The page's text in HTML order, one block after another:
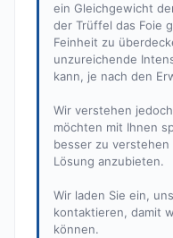
ein Gleichgewicht
der Trüffel das Foie
Feinheit zu
unzureichende
kann, je nach den
Wir verstehen
möchten mit Ihnen
besser zu
Lösung anzubieten.
Wir laden Sie ein,
kontaktieren, damit
können.